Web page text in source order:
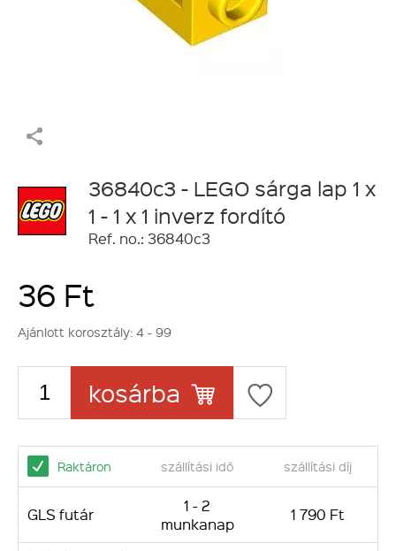
36840c3 - LEGO sárga lap 1 x
1 - 1 x 1 inverz fordító
Ref. no.: 36840c3
36 Ft
Ajánlott korosztály: 4 - 99
kosárba
Raktáron szállítási idő szállítási díj
GLS futár
1 - 2
munkanap
1 790 Ft